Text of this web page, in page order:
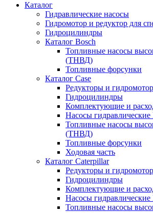
Каталог
Гидравлические насосы
Гидромотор и редуктор для
Гидроцилиндры
Каталог Bosch
Топливные насосы
(ТНВД)
Топливные форсунки
Каталог Case
Редукторы и
Гидроцилиндры
Комплектующие и
Насосы
Топливные насосы
(ТНВД)
Топливные форсунки
Ходовая часть
Каталог Caterpillar
Редукторы и
Гидроцилиндры
Комплектующие и
Насосы
Топливные насосы